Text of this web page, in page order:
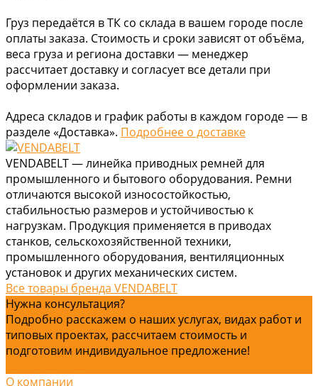
Груз передаётся в ТК со склада в вашем городе после
оплаты заказа. Стоимость и сроки зависят от объёма,
веса груза и региона доставки — менеджер
рассчитает доставку и согласует все детали при
оформлении заказа.
Адреса складов и график работы в каждом городе — в
разделе «Доставка». Подробнее о доставке
VENDABELT — линейка приводных ремней для
промышленного и бытового оборудования. Ремни
отличаются высокой износостойкостью,
стабильностью размеров и устойчивостью к
нагрузкам. Продукция применяется в приводах
станков, сельскохозяйственной техники,
промышленного оборудования, вентиляционных
установок и других механических систем.
Все товары бренда VENDABELT
Нужна консультация?
Подробно расскажем о наших услугах, видах работ и
типовых проектах, рассчитаем стоимость и
подготовим индивидуальное предложение!
О компании